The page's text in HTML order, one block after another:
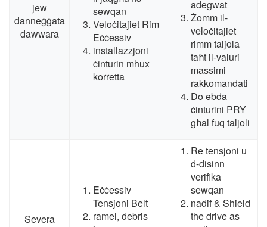
jew
danneġġata
dawwara
sewqan
Veloċitajiet Rim
Eċċessiv
installazzjoni
ċinturin mhux
korretta
adegwat
Żomm il-
veloċitajiet
rimm taljola
taħt il-valuri
massimi
rakkomandati
Do ebda
ċinturini PRY
għal fuq taljoli
Severa
Eċċessiv
Tensjoni Belt
ramel, debris
Re tensjoni u
d-disinn
verifika
sewqan
nadif & Shield
the drive as